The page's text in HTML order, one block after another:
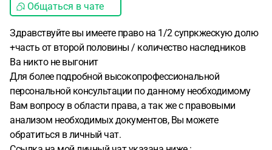
Общаться в чате
Здравствуйте вы имеете право на 1/2 супркжескую долю
+часть от второй половины / количество наследников
Ва никто не выгонит
Для более подробной высокопрофессиональной
персональной консультации по данному необходимому
Вам вопросу в области права, а так же с правовыми
анализом необходимых документов, Вы можете
обратиться в личный чат.